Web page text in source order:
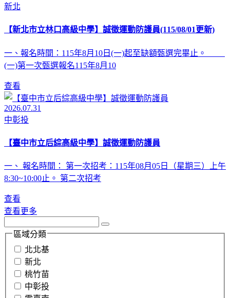
新北
【新北市立林口高級中學】誠徵運動防護員(115/08/01更新)
一、報名時間：115年8月10日(一)起至缺額甄選完畢止。
(一)第一次甄選報名115年8月10
查看
2026.07.31
中彰投
【臺中市立后綜高級中學】誠徵運動防護員
一、 報名時間： 第一次招考：115年08月05日（星期三）上午
8:30~10:00止。 第二次招考
查看
查看更多
區域分類
北北基
新北
桃竹苗
中彰投